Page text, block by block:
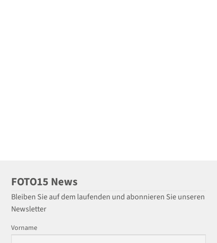
FOTO15 News
Bleiben Sie auf dem laufenden und abonnieren Sie unseren
Newsletter
Vorname